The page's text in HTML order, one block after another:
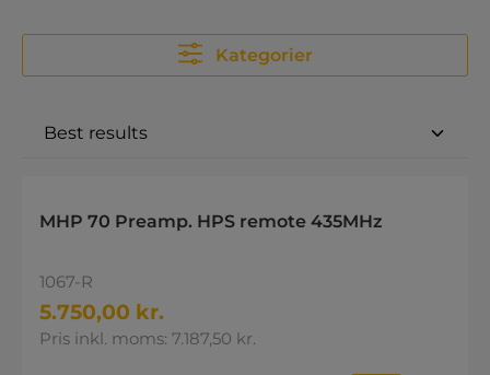
Kategorier
MHP 70 Preamp. HPS remote 435MHz
1067-R
5.750,00 kr.
Pris inkl. moms: 7.187,50 kr.